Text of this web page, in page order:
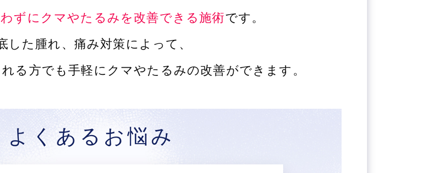
ずにクマやたるみを改善できる施術です。
した腫れ、痛み対策によって、
る方でも手軽にクマやたるみの改善ができます。
よくあるお悩み